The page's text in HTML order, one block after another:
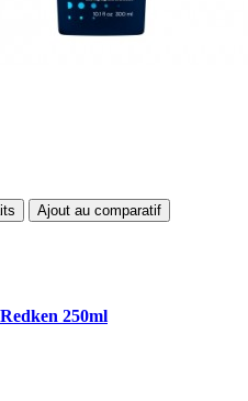
Ajout au comparatif
250ml